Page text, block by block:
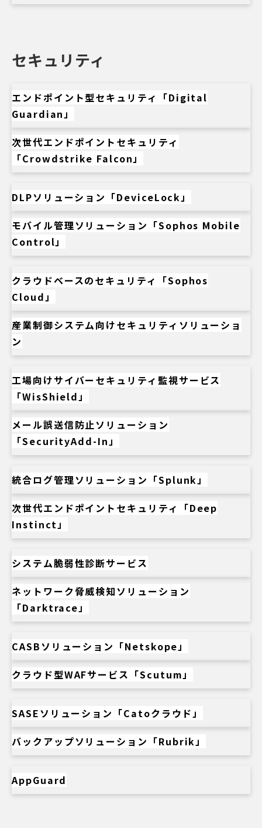
セキュリティ
エンドポイント型セキュリティ「Digital
Guardian」
次世代エンドポイントセキュリティ
「Crowdstrike Falcon」
DLPソリューション「DeviceLock」
モバイル管理ソリューション「Sophos Mobile
Control」
クラウドベースのセキュリティ「Sophos
Cloud」
産業制御システム向けセキュリティソリューショ
ン
工場向けサイバーセキュリティ監視サービス
「WisShield」
メール誤送信防止ソリューション
「SecurityAdd-In」
統合ログ管理ソリューション「Splunk」
次世代エンドポイントセキュリティ「Deep
Instinct」
システム脆弱性診断サービス
ネットワーク脅威検知ソリューション
「Darktrace」
CASBソリューション「Netskope」
クラウド型WAFサービス「Scutum」
SASEソリューション「Catoクラウド」
バックアップソリューション「Rubrik」
AppGuard